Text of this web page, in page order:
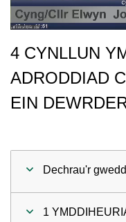
4 CYNLLUN
ADRODDIAD
EIN
Dechrau'r
1